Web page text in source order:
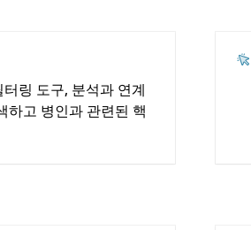
링 도구, 분석과 연계
하고 병인과 관련된 핵